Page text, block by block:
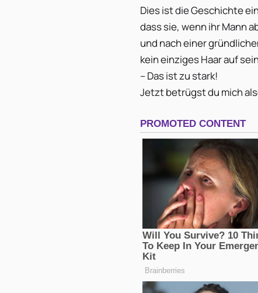
Dies ist die Geschichte
dass sie, wenn ihr Mann
und nach einer
kein einziges Haar auf
– Das ist zu stark!
Jetzt betrügst du mich